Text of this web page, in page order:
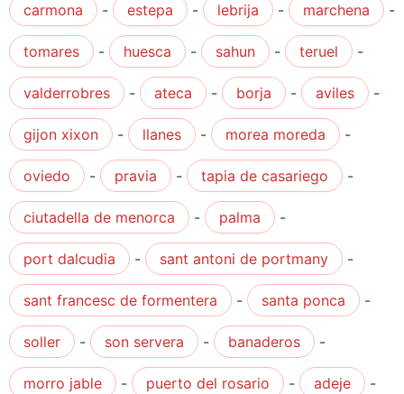
carmona - estepa - lebrija - marchena -
tomares - huesca - sahun - teruel -
valderrobres - ateca - borja - aviles -
gijon xixon - llanes - morea moreda -
oviedo - pravia - tapia de casariego -
ciutadella de menorca - palma -
port dalcudia - sant antoni de portmany -
sant francesc de formentera - santa ponca -
soller - son servera - banaderos -
morro jable - puerto del rosario - adeje -